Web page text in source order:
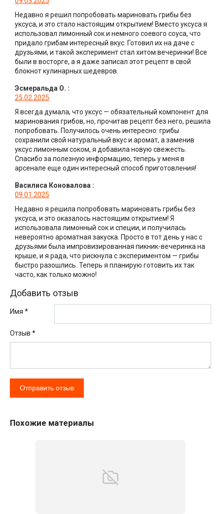
Недавно я решил попробовать мариновать грибы без
уксуса, и это стало настоящим открытием! Вместо уксуса я
использовал лимонный сок и немного соевого соуса, что
придало грибам интересный вкус. Готовил их на даче с
друзьями, и такой эксперимент стал хитом вечеринки! Все
были в восторге, а я даже записал этот рецепт в свой
блокнот кулинарных шедевров.
Эсмеральда О. :
25.02.2025
Я всегда думала, что уксус — обязательный компонент для
маринования грибов, но, прочитав рецепт без него, решила
попробовать. Получилось очень интересно: грибы
сохранили свой натуральный вкус и аромат, а заменив
уксус лимонным соком, я добавила новую свежесть.
Спасибо за полезную информацию, теперь у меня в
арсенале еще один интересный способ приготовления!
Василиса Коновалова :
09.01.2025
Недавно я решила попробовать мариновать грибы без
уксуса, и это оказалось настоящим открытием! Я
использовала лимонный сок и специи, и получилась
невероятно ароматная закуска. Просто в тот день у нас с
друзьями была импровизированная пикник-вечеринка на
крыше, и я рада, что рискнула с экспериментом — грибы
быстро разошлись. Теперь я планирую готовить их так
часто, как только можно!
Добавить отзыв
Имя *
Отзыв *
Похожие материалы